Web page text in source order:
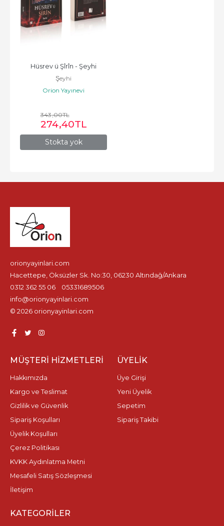
Stokta yok
Hüsrev ü Şîrîn - Şeyhi
Şeyhi
Orion Yayınevi
343,00TL
274,40TL
orionyayinlari.com
Hacettepe, Öksüzler Sk. No:30, 06230 Altındağ/Ankara
0312 362 55 06
05331689506
info@orionyayinlari.com
© 2026 orionyayinlari.com
MÜŞTERI HIZMETLERI
Hakkımızda
Kargo ve Teslimat
Gizlilik ve Güvenlik
Sipariş Koşulları
Üyelik Koşulları
Çerez Politikası
KVKK Aydınlatma Metni
Mesafeli Satış Sözleşmesi
İletişim
ÜYELIK
Üye Girişi
Yeni Üyelik
Sepetim
Sipariş Takibi
KATEGORILER